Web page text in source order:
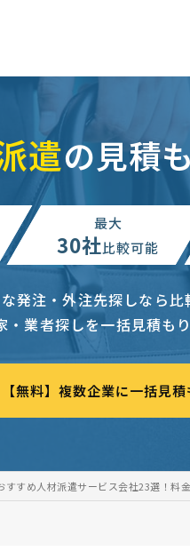
遣の見積
最大
30社比較可能
発注・外注先探しなら比
・業者探しを一括見積も
【無料】複数企業に一括見積
すすめ人材派遣サービス会社23選！料